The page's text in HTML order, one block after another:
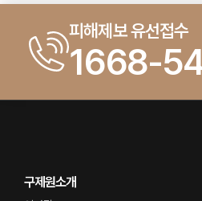
피해제보 유선접수
1668-
구제원소개